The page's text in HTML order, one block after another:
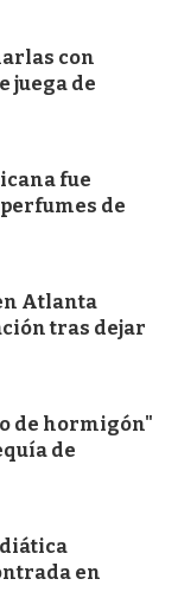
con
juega de
fue
perfumes de
Atlanta
tras dejar
de hormigón"
de
en